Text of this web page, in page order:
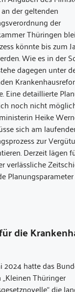
der geltenden
der
Thüringen
könnte bis zum
Wie es in der
dagegen unter
Eine detaillierte
noch nicht
Heike
sich am
zur
Derzeit lägen
verlässliche
die
2024 hatte das
Thüringer